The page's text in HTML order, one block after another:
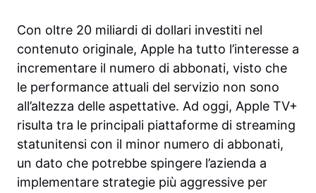
Con oltre 20 miliardi di dollari investiti nel
contenuto originale, Apple ha tutto l’interesse a
incrementare il numero di abbonati, visto che
le performance attuali del servizio non sono
all’altezza delle aspettative. Ad oggi, Apple TV+
risulta tra le principali piattaforme di streaming
statunitensi con il minor numero di abbonati,
un dato che potrebbe spingere l’azienda a
implementare strategie più aggressive per